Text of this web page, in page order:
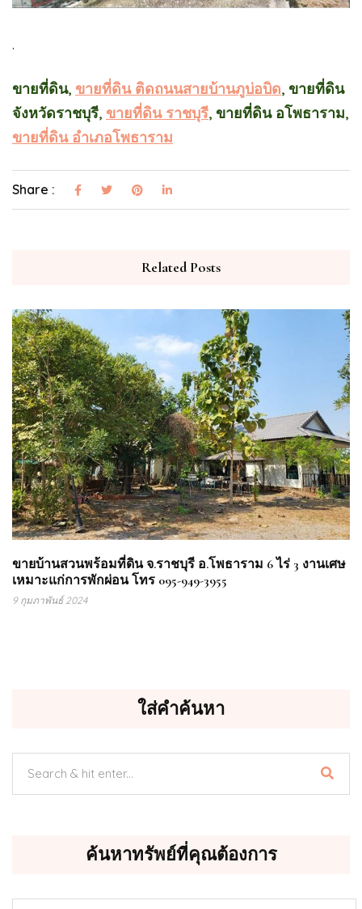
.
ขายที่ดิน, ขายที่ดิน ติดถนนสายบ้านภูบ่อบิด, ขายที่ดิน
จังหวัดราชบุรี, ขายที่ดิน ราชบุรี, ขายที่ดิน อโพธาราม,
ขายที่ดิน อำเภอโพธาราม
Share :
Related Posts
ขายบ้านสวนพร้อมที่ดิน จ.ราชบุรี อ.โพธาราม 6 ไร่ 3 งานเศษ
เหมาะแก่การพักผ่อน โทร 095-949-3955
9 กุมภาพันธ์ 2024
ใส่คำค้นหา
ค้นหาทรัพย์ที่คุณต้องการ